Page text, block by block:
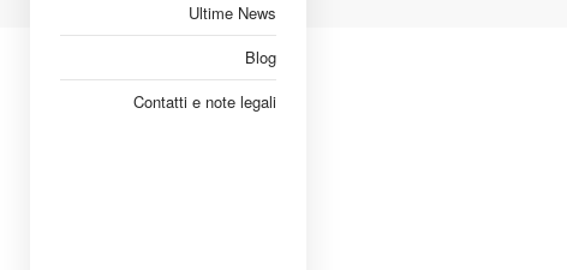
Ultime News
Blog
Contatti e note legali